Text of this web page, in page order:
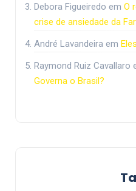
Debora Figueiredo em O
crise de ansiedade da
André Lavandeira em
Raymond Ruiz Cavallaro
Governa o Brasil?